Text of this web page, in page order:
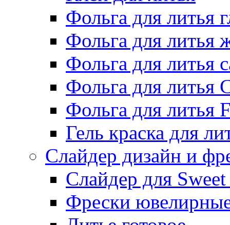
Фольга для литья
Фольга для литья
Фольга для литья
Фольга для литья
Фольга для литья
Гель краска для
Слайдер дизайн и
Слайдер для
Фрески